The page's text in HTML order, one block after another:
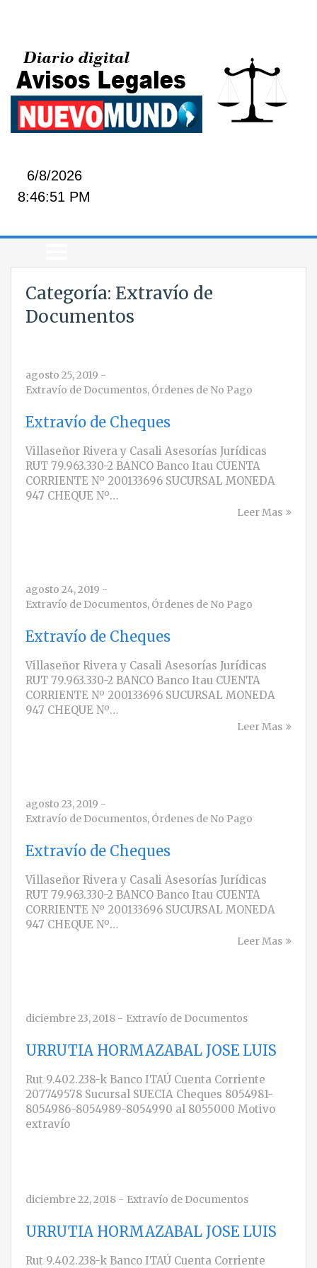
6/8/2026
8:46:51 PM
Categoría: Extravío de
Documentos
agosto 25, 2019 -
Extravío de Documentos, Órdenes de No Pago
Extravío de Cheques
Villaseñor Rivera y Casali Asesorías Jurídicas
RUT 79.963.330-2 BANCO Banco Itau CUENTA
CORRIENTE Nº 200133696 SUCURSAL MONEDA
947 CHEQUE Nº…
Leer Mas
agosto 24, 2019 -
Extravío de Documentos, Órdenes de No Pago
Extravío de Cheques
Villaseñor Rivera y Casali Asesorías Jurídicas
RUT 79.963.330-2 BANCO Banco Itau CUENTA
CORRIENTE Nº 200133696 SUCURSAL MONEDA
947 CHEQUE Nº…
Leer Mas
agosto 23, 2019 -
Extravío de Documentos, Órdenes de No Pago
Extravío de Cheques
Villaseñor Rivera y Casali Asesorías Jurídicas
RUT 79.963.330-2 BANCO Banco Itau CUENTA
CORRIENTE Nº 200133696 SUCURSAL MONEDA
947 CHEQUE Nº…
Leer Mas
diciembre 23, 2018 - Extravío de Documentos
URRUTIA HORMAZABAL JOSE LUIS
Rut 9.402.238-k Banco ITAÚ Cuenta Corriente
207749578 Sucursal SUECIA Cheques 8054981-
8054986-8054989-8054990 al 8055000 Motivo
extravío
diciembre 22, 2018 - Extravío de Documentos
URRUTIA HORMAZABAL JOSE LUIS
Rut 9.402.238-k Banco ITAÚ Cuenta Corriente